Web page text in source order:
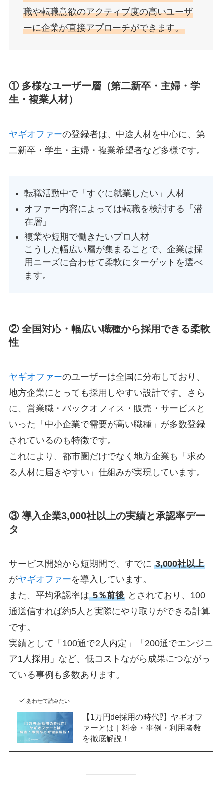
職や転職意欲のアクティブ度の高いユーザ
ーに企業が直接アプローチができます。
① 多様なユーザー層（第二新卒・主婦・学
生・複業人材）
ヤギオファーの登録者は、中途人材を中心に、第
二新卒・学生・主婦・複業希望者など多様です。
転職活動中で「すぐに就業したい」人材
オファー内容によっては転職を検討する「潜
在層」
複業や短期で働きたいプロ人材
こうした幅広い層が集まることで、企業は採
用ニーズに合わせて柔軟にターゲットを選べ
ます。
② 全国対応・幅広い職種から採用できる柔軟
性
ヤギオファーのユーザーは全国に分布しており、
地方企業にとっても採用しやすい設計です。さら
に、営業職・バックオフィス・販売・サービスと
いった「中小企業で需要が高い職種」が多数登録
されているのも特徴です。
これにより、都市圏だけでなく地方企業も「求め
る人材に届きやすい」仕組みが実現しています。
③ 導入企業3,000社以上の実績と承認率デー
タ
サービス開始から短期間で、すでに 3,000社以上
がヤギオファーを導入しています。
また、平均承認率は 5％前後とされており、100
通送信すれば約5人と実際にやり取りができる計算
です。
実績として「100通で2人内定」「200通でエンジニ
ア1人採用」など、低コストながら成果につながっ
ている事例も多数あります。
あわせて読みたい
【1万円de採用の時代⁉】ヤギオフ
ァーとは｜料金・事例・利用者数
を徹底解説！